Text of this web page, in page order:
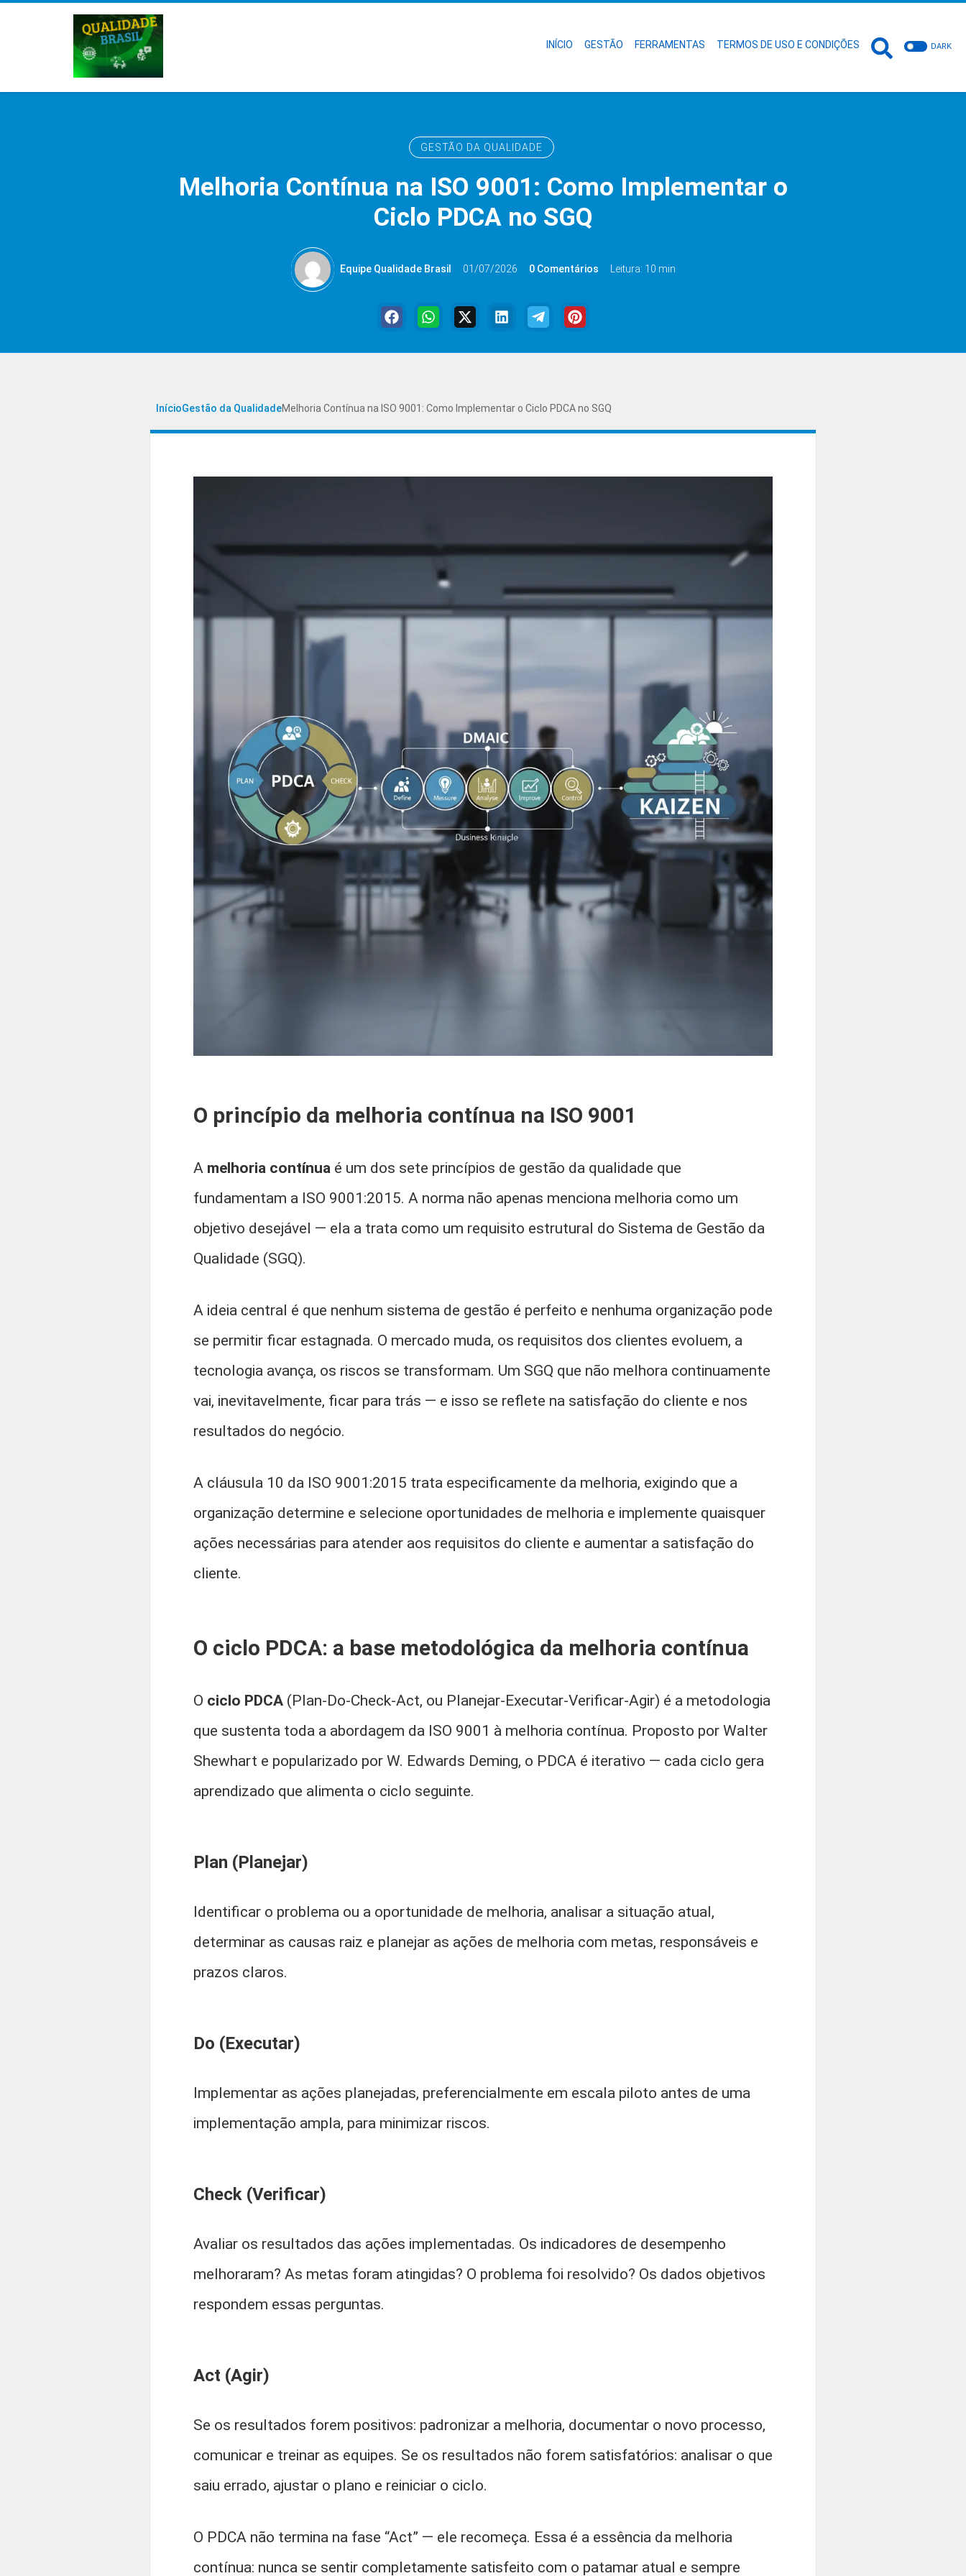
INÍCIO GESTÃO FERRAMENTAS TERMOS DE USO E CONDIÇÕES DARK
GESTÃO DA QUALIDADE
Melhoria Contínua na ISO 9001: Como Implementar o
Ciclo PDCA no SGQ
Equipe Qualidade Brasil 01/07/2026 0 Comentários Leitura: 10 min
InícioGestão da QualidadeMelhoria Contínua na ISO 9001: Como Implementar o Ciclo PDCA no SGQ
O princípio da melhoria contínua na ISO 9001
A melhoria contínua é um dos sete princípios de gestão da qualidade que
fundamentam a ISO 9001:2015. A norma não apenas menciona melhoria como um
objetivo desejável — ela a trata como um requisito estrutural do Sistema de Gestão da
Qualidade (SGQ).
A ideia central é que nenhum sistema de gestão é perfeito e nenhuma organização pode
se permitir ficar estagnada. O mercado muda, os requisitos dos clientes evoluem, a
tecnologia avança, os riscos se transformam. Um SGQ que não melhora continuamente
vai, inevitavelmente, ficar para trás — e isso se reflete na satisfação do cliente e nos
resultados do negócio.
A cláusula 10 da ISO 9001:2015 trata especificamente da melhoria, exigindo que a
organização determine e selecione oportunidades de melhoria e implemente quaisquer
ações necessárias para atender aos requisitos do cliente e aumentar a satisfação do
cliente.
O ciclo PDCA: a base metodológica da melhoria contínua
O ciclo PDCA (Plan-Do-Check-Act, ou Planejar-Executar-Verificar-Agir) é a metodologia
que sustenta toda a abordagem da ISO 9001 à melhoria contínua. Proposto por Walter
Shewhart e popularizado por W. Edwards Deming, o PDCA é iterativo — cada ciclo gera
aprendizado que alimenta o ciclo seguinte.
Plan (Planejar)
Identificar o problema ou a oportunidade de melhoria, analisar a situação atual,
determinar as causas raiz e planejar as ações de melhoria com metas, responsáveis e
prazos claros.
Do (Executar)
Implementar as ações planejadas, preferencialmente em escala piloto antes de uma
implementação ampla, para minimizar riscos.
Check (Verificar)
Avaliar os resultados das ações implementadas. Os indicadores de desempenho
melhoraram? As metas foram atingidas? O problema foi resolvido? Os dados objetivos
respondem essas perguntas.
Act (Agir)
Se os resultados forem positivos: padronizar a melhoria, documentar o novo processo,
comunicar e treinar as equipes. Se os resultados não forem satisfatórios: analisar o que
saiu errado, ajustar o plano e reiniciar o ciclo.
O PDCA não termina na fase “Act” — ele recomeça. Essa é a essência da melhoria
contínua: nunca se sentir completamente satisfeito com o patamar atual e sempre